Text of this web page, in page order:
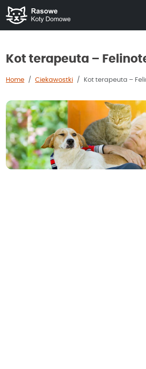
Kot terapeuta –
Home Ciekawostki Kot terapeuta –